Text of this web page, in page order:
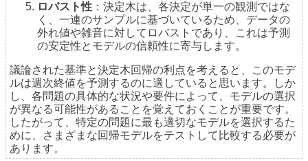
ロバスト性 ：決定木は、各決定が単一の観測ではな
く、一連のサンプルに基づいているため、データの
外れ値や雑音に対してロバストであり、これは予測
の安定性とモデルの信頼性に寄与します。
議論された基準と決定木回帰の利点を考えると、このモデ
ルは週次終値を予測するのに適していると思います。しか
し、各問題の具体的な状況や要件によって、モデルの選択
が異なる可能性があることを覚えておくことが重要です。
したがって、特定の問題に最も適切なモデルを選択するた
めに、さまざまな回帰モデルをテストして比較する必要が
あります。